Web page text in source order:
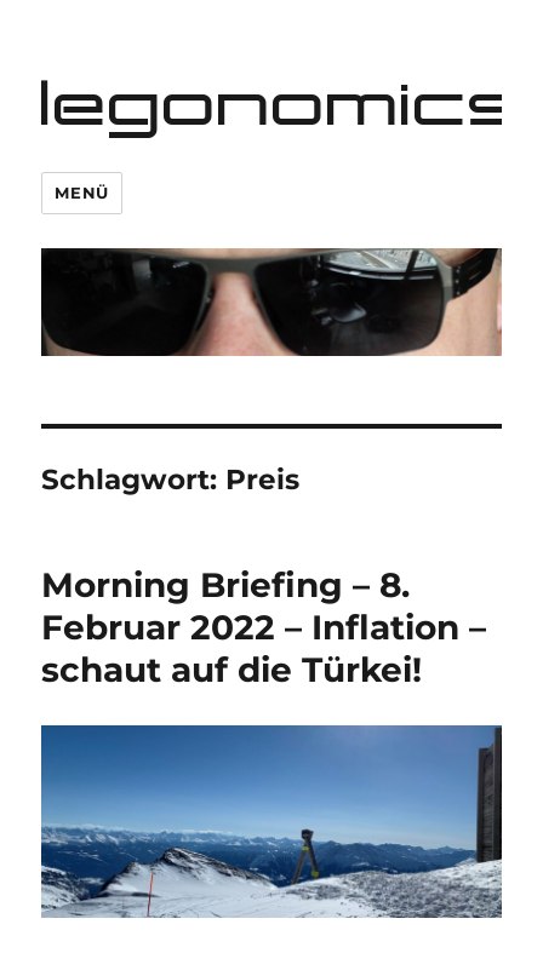
legonomics
MENÜ
Schlagwort: Preis
Morning Briefing – 8.
Februar 2022 – Inflation –
schaut auf die Türkei!